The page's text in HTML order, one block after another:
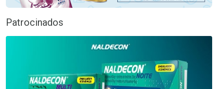
Patrocinados